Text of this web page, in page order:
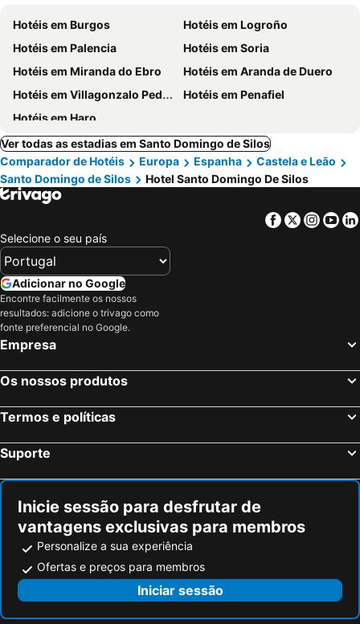
Hotéis em Burgos
Hotéis em Logroño
Hotéis em Palencia
Hotéis em Soria
Hotéis em Miranda do Ebro
Hotéis em Aranda de Duero
Hotéis em Villagonzalo Pedernales
Hotéis em Penafiel
Hotéis em Haro
Ver todas as estadias em Santo Domingo de Silos
Comparador de Hotéis
Europa Espanha
Castela e Leão
Santo Domingo de Silos
Hotel Santo Domingo De Silos
Facebook
Twitter
Selecione o seu país
Adicionar no Google
Encontre facilmente os nossos
resultados: adicione o trivago como
fonte preferencial no Google.
Empresa
Os nossos produtos
Termos e políticas
Suporte
Inicie sessão para desfrutar de
vantagens exclusivas para membros
Personalize a sua experiência
Ofertas e preços para membros
Iniciar sessão